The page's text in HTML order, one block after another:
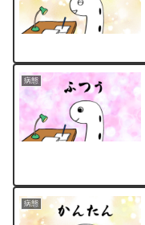
病態
病態